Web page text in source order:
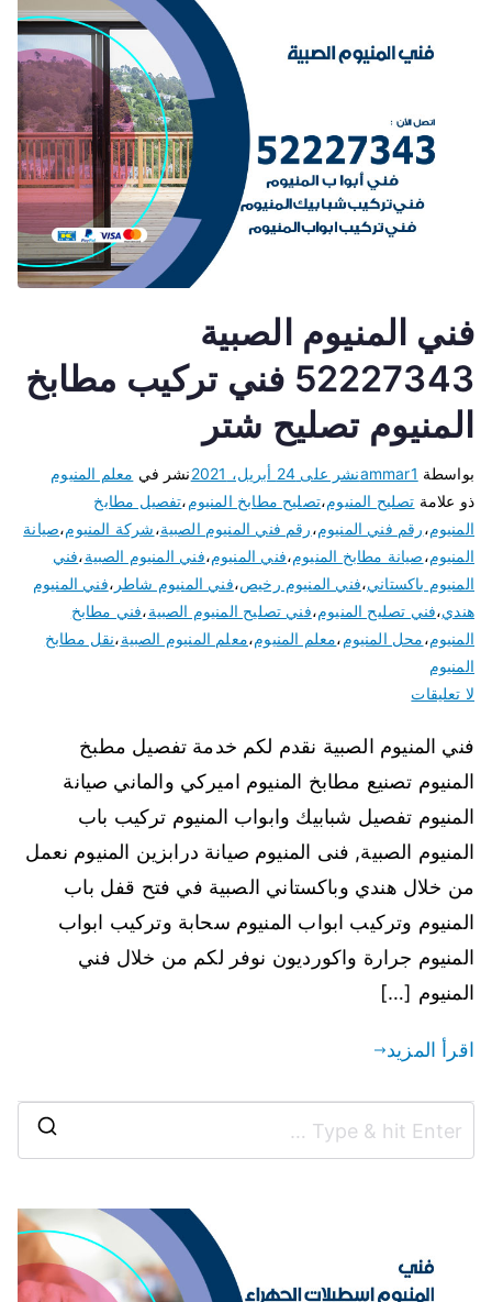
فني المنيوم الصبية
52227343 فني تركيب مطابخ
المنيوم تصليح شتر
بواسطة ammar1نشر على 24 أبريل، 2021 نشر في معلم المنيوم
ذو علامة تصليح المنيوم،تصليح مطابخ المنيوم،تفصيل مطابخ
المنيوم،رقم فني المنيوم،رقم فني المنيوم الصبية،شركة المنيوم،صيانة
المنيوم،صيانة مطابخ المنيوم،فني المنيوم،فني المنيوم الصبية،فني
المنيوم باكستاني،فني المنيوم رخيص،فني المنيوم شاطر ،فني المنيوم
هندي،فني تصليح المنيوم،فني تصليح المنيوم الصبية،فني مطابخ
المنيوم،محل المنيوم،معلم المنيوم،معلم المنيوم الصبية،نقل مطابخ
المنيوم
لا تعليقات
فني المنيوم الصبية نقدم لكم خدمة تفصيل مطبخ
المنيوم تصنيع مطابخ المنيوم اميركي والماني صيانة
المنيوم تفصيل شبابيك وابواب المنيوم تركيب باب
المنيوم الصبية, فنى المنيوم صيانة درابزين المنيوم نعمل
من خلال هندي وباكستاني الصبية في فتح قفل باب
المنيوم وتركيب ابواب المنيوم سحابة وتركيب ابواب
المنيوم جرارة واكورديون نوفر لكم من خلال فني
المنيوم […]
اقرأ المزيد